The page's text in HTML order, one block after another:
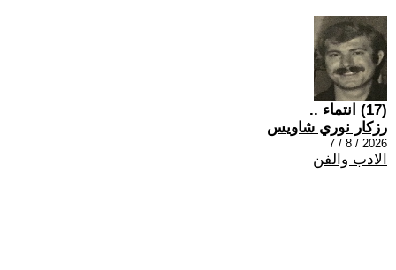
(17) انتماء ..
رزكار نوري شاويس
2026 / 8 / 7
الادب والفن